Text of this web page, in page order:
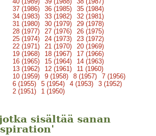
37 (1986)
36 (1985)
35 (1984)
34 (1983)
33 (1982)
32 (1981)
31 (1980)
30 (1979)
29 (1978)
28 (1977)
27 (1976)
26 (1975)
25 (1974)
24 (1973)
23 (1972)
22 (1971)
21 (1970)
20 (1969)
19 (1968)
18 (1967)
17 (1966)
16 (1965)
15 (1964)
14 (1963)
13 (1962)
12 (1961)
11 (1960)
10 (1959)
9 (1958) 8 (1957)
7 (1956)
6 (1955)
5 (1954) 4 (1953)
3 (1952)
2 (1951)
1 (1950)
sisältää sanan